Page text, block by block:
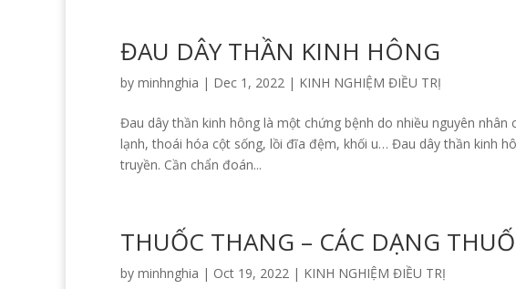
ĐAU DÂY THẦN KINH HÔNG
by minhnghia | Dec 1, 2022 | KINH NGHIỆM ĐIỀU TRỊ
Đau dây thần kinh hông là một chứng bệnh do nhiều nguyên
lạnh, thoái hóa cột sống, lồi đĩa đệm, khối u… Đau dây thần kinh
truyền. Cần chẩn đoán...
THUỐC THANG – CÁC DẠNG
by minhnghia | Oct 19, 2022 | KINH NGHIỆM ĐIỀU TRỊ